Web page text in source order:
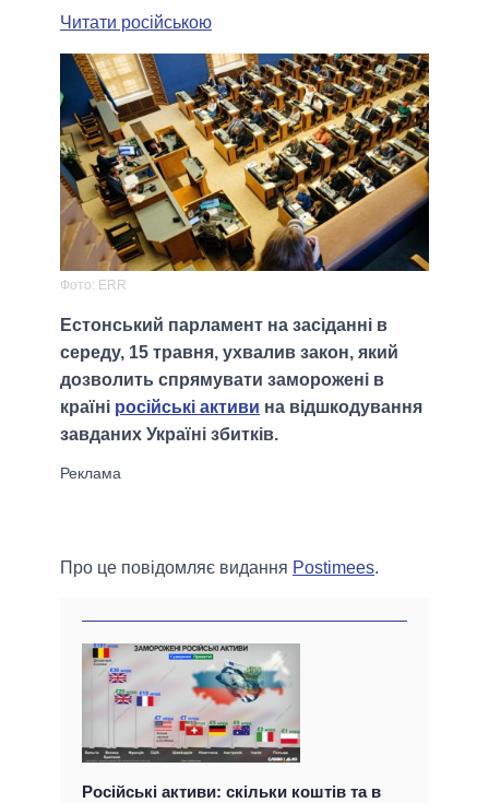
Читати російською
Фото: ERR
Естонський парламент на засіданні в
середу, 15 травня, ухвалив закон, який
дозволить спрямувати заморожені в
країні російські активи на відшкодування
завданих Україні збитків.
Про це повідомляє видання Postimees.
Російські активи: скільки коштів та в